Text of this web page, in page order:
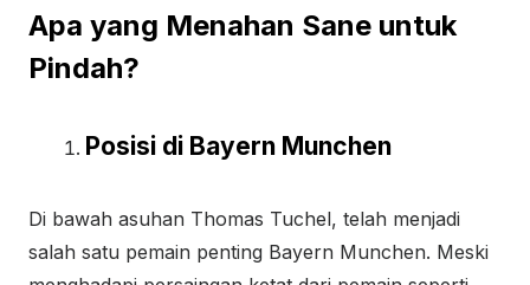
Apa yang Menahan Sane untuk
Pindah?
Posisi di Bayern Munchen
Di bawah asuhan Thomas Tuchel, telah menjadi
salah satu pemain penting Bayern Munchen. Meski